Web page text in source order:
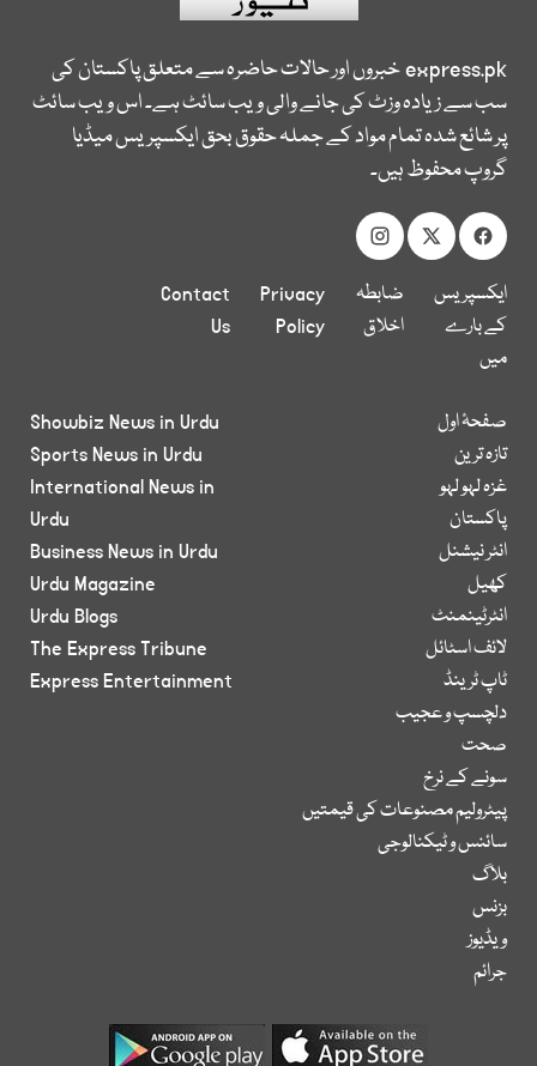
express.pkخبروں اور حالات حاضرہ سے متعلق پاکستان کی
سب سے زیادہ وزٹ کی جانے والی ویب سائٹ ہے۔ اس ویب سائٹ
پر شائع شدہ تمام مواد کے جملہ حقوق بحق ایکسپریس میڈیا
گروپ محفوظ ہیں۔
ایکسپریس
کے بارے
میں
ضابطہ
اخلاق
Privacy
Policy
Contact
Us
صفحۂ اول
تازہ ترین
غزہ لہو لہو
پاکستان
انٹر نیشنل
کھیل
انٹرٹینمنٹ
لائف اسٹائل
ٹاپ ٹرینڈ
دلچسپ و عجیب
صحت
سونے کے نرخ
پیٹرولیم مصنوعات کی قیمتیں
سائنس و ٹیکنالوجی
بلاگ
بزنس
ویڈیوز
جرائم
Showbiz News in Urdu
Sports News in Urdu
International News in
Urdu
Business News in Urdu
Urdu Magazine
Urdu Blogs
The Express Tribune
Express Entertainment